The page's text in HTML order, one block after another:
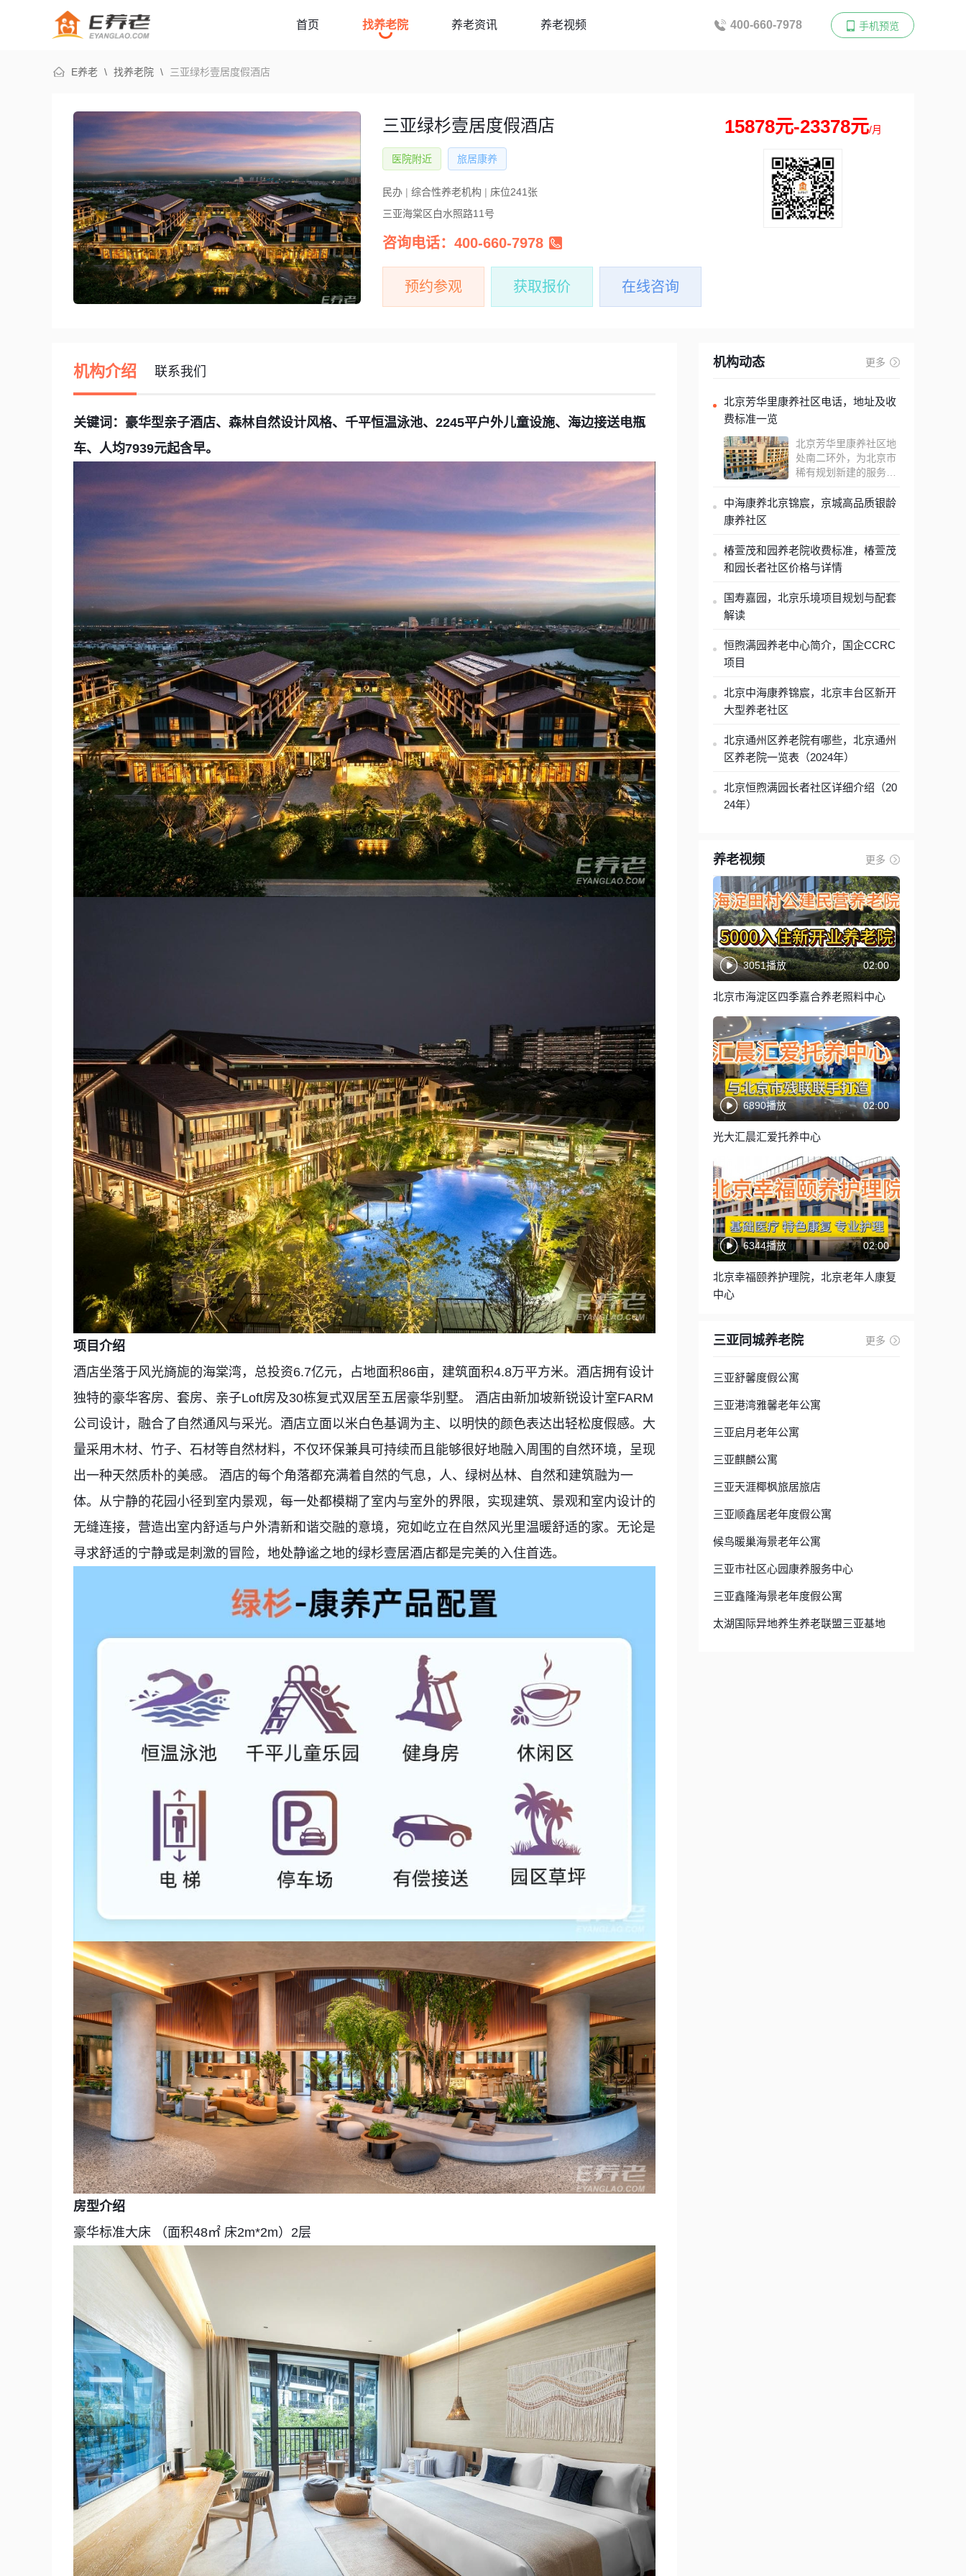
首页 找养老院 养老资讯 养老视频 400-660-7978 手机预览
E养老 \ 找养老院 \ 三亚绿杉壹居度假酒店
三亚绿杉壹居度假酒店
医院附近 旅居康养
民办 | 综合性养老机构 | 床位241张
三亚海棠区白水照路11号
咨询电话：400-660-7978
预约参观 获取报价 在线咨询
15878元-23378元/月
机构介绍 联系我们
关键词：豪华型亲子酒店、森林自然设计风格、千平恒温泳池、2245平户外儿童设施、海边接送电瓶
车、人均7939元起含早。
项目介绍
酒店坐落于风光旖旎的海棠湾，总投资6.7亿元，占地面积86亩，建筑面积4.8万平方米。酒店拥有设计
独特的豪华客房、套房、亲子Loft房及30栋复式双居至五居豪华别墅。 酒店由新加坡新锐设计室FARM
公司设计，融合了自然通风与采光。酒店立面以米白色基调为主、以明快的颜色表达出轻松度假感。大
量采用木材、竹子、石材等自然材料，不仅环保兼具可持续而且能够很好地融入周围的自然环境，呈现
出一种天然质朴的美感。 酒店的每个角落都充满着自然的气息，人、绿树丛林、自然和建筑融为一
体。从宁静的花园小径到室内景观，每一处都模糊了室内与室外的界限，实现建筑、景观和室内设计的
无缝连接，营造出室内舒适与户外清新和谐交融的意境，宛如屹立在自然风光里温暖舒适的家。无论是
寻求舒适的宁静或是刺激的冒险，地处静谧之地的绿杉壹居酒店都是完美的入住首选。
房型介绍
豪华标准大床 （面积48㎡ 床2m*2m）2层
机构动态 更多
北京芳华里康养社区电话，地址及收
费标准一览
北京芳华里康养社区地
处南二环外，为北京市
稀有规划新建的服务
中海康养北京锦宸，京城高品质银龄
康养社区
椿萱茂和园养老院收费标准，椿萱茂
和园长者社区价格与详情
国寿嘉园，北京乐境项目规划与配套
解读
恒煦满园养老中心简介，国企CCRC
项目
北京中海康养锦宸，北京丰台区新开
大型养老社区
北京通州区养老院有哪些，北京通州
区养老院一览表（2024年）
北京恒煦满园长者社区详细介绍（20
24年）
养老视频 更多
3051播放 02:00
北京市海淀区四季嘉合养老照料中心
6890播放 02:00
光大汇晨汇爱托养中心
6344播放 02:00
北京幸福颐养护理院，北京老年人康复
中心
三亚同城养老院 更多
三亚舒馨度假公寓
三亚港湾雅馨老年公寓
三亚启月老年公寓
三亚麒麟公寓
三亚天涯椰枫旅居旅店
三亚顺鑫居老年度假公寓
候鸟暖巢海景老年公寓
三亚市社区心园康养服务中心
三亚鑫隆海景老年度假公寓
太湖国际异地养生养老联盟三亚基地